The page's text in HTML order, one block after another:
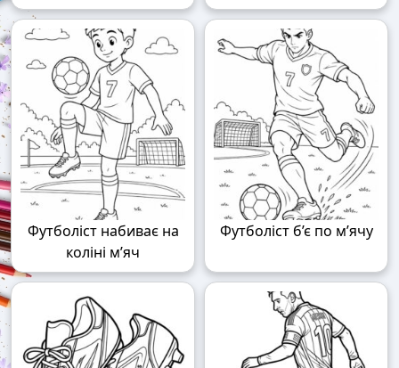
Футболіст набиває на
коліні м’яч
Футболіст б’є по м’ячу